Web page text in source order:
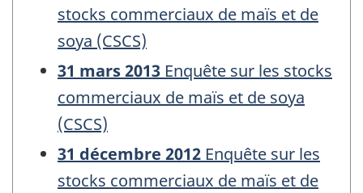
stocks commerciaux de maïs et de
soya (CSCS)
31 mars 2013 Enquête sur les stocks
commerciaux de maïs et de soya
(CSCS)
31 décembre 2012 Enquête sur les
stocks commerciaux de maïs et de